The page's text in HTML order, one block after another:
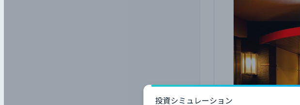
投資シミュレーション